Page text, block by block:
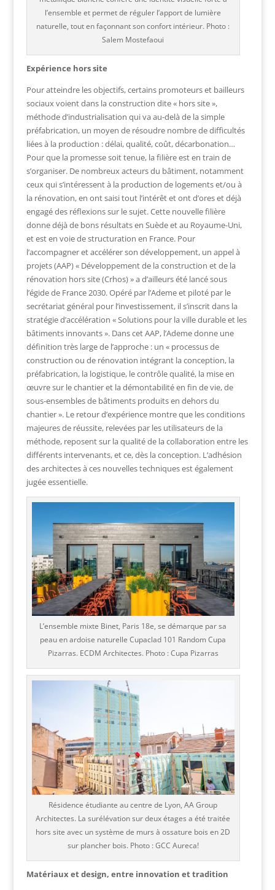
l’ensemble et permet de réguler l’apport de lumière
naturelle, tout en façonnant son confort intérieur. Photo :
Salem Mostefaoui
Expérience hors site
Pour atteindre les objectifs, certains promoteurs et bailleurs
sociaux voient dans la construction dite « hors site »,
méthode d’industrialisation qui va au-delà de la simple
préfabrication, un moyen de résoudre nombre de difficultés
liées à la production : délai, qualité, coût, décarbonation…
Pour que la promesse soit tenue, la filière est en train de
s’organiser. De nombreux acteurs du bâtiment, notamment
ceux qui s’intéressent à la production de logements et/ou à
la rénovation, en ont saisi tout l’intérêt et ont d’ores et déjà
engagé des réflexions sur le sujet. Cette nouvelle filière
donne déjà de bons résultats en Suède et au Royaume-Uni,
et est en voie de structuration en France. Pour
l’accompagner et accélérer son développement, un appel à
projets (AAP) « Développement de la construction et de la
rénovation hors site (Crhos) » a d’ailleurs été lancé sous
l’égide de France 2030. Opéré par l’Ademe et piloté par le
secrétariat général pour l’investissement, il s’inscrit dans la
stratégie d’accélération « Solutions pour la ville durable et les
bâtiments innovants ». Dans cet AAP, l’Ademe donne une
définition très large de l’approche : un « processus de
construction ou de rénovation intégrant la conception, la
préfabrication, la logistique, le contrôle qualité, la mise en
œuvre sur le chantier et la démontabilité en fin de vie, de
sous-ensembles de bâtiments produits en dehors du
chantier ». Le retour d’expérience montre que les conditions
majeures de réussite, relevées par les utilisateurs de la
méthode, reposent sur la qualité de la collaboration entre les
différents intervenants, et ce, dès la conception. L’adhésion
des architectes à ces nouvelles techniques est également
jugée essentielle.
L’ensemble mixte Binet, Paris 18e, se démarque par sa
peau en ardoise naturelle Cupaclad 101 Random Cupa
Pizarras. ECDM Architectes. Photo : Cupa Pizarras
Résidence étudiante au centre de Lyon, AA Group
Architectes. La surélévation sur deux étages a été traitée
hors site avec un système de murs à ossature bois en 2D
sur plancher bois. Photo : GCC Aureca!
Matériaux et design, entre innovation et tradition